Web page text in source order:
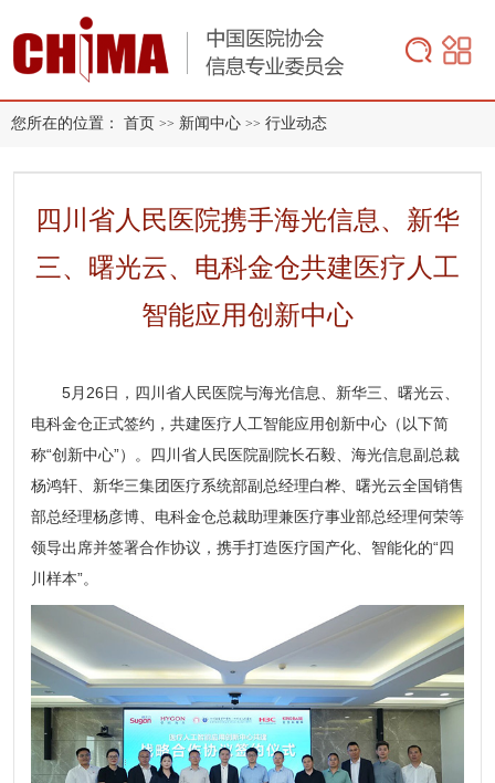
您所在的位置： 首页 >> 新闻中心 >> 行业动态
四川省人民医院携手海光信息、新华
三、曙光云、电科金仓共建医疗人工
智能应用创新中心
5月26日，四川省人民医院与海光信息、新华三、曙光云、
电科金仓正式签约，共建医疗人工智能应用创新中心（以下简
称“创新中心”）。四川省人民医院副院长石毅、海光信息副总裁
杨鸿轩、新华三集团医疗系统部副总经理白桦、曙光云全国销售
部总经理杨彦博、电科金仓总裁助理兼医疗事业部总经理何荣等
领导出席并签署合作协议，携手打造医疗国产化、智能化的“四
川样本”。